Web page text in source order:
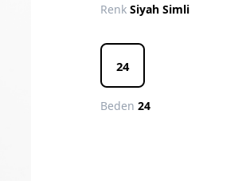
RenkSiyah Simli
24
Beden24